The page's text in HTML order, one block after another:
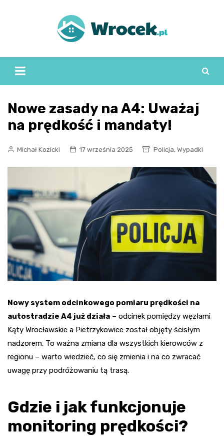
Nowe zasady na A4: Uważaj
na prędkość i mandaty!
Michał Kozicki 17 września 2025 Policja, Wypadki
Nowy system odcinkowego pomiaru prędkości na
autostradzie A4 już działa – odcinek pomiędzy węzłami
Kąty Wrocławskie a Pietrzykowice został objęty ścisłym
nadzorem. To ważna zmiana dla wszystkich kierowców z
regionu – warto wiedzieć, co się zmienia i na co zwracać
uwagę przy podróżowaniu tą trasą.
Gdzie i jak funkcjonuje
monitoring prędkości?